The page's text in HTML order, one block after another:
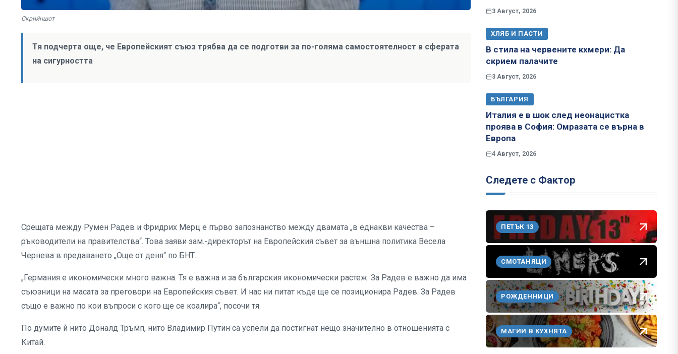
Скрийншот
Тя подчерта още, че Европейският съюз трябва да се подготви за по-голяма самостоятелност в сферата
на сигурността
Срещата между Румен Радев и Фридрих Мерц е първо запознанство между двамата „в еднакви качества –
ръководители на правителства“. Това заяви зам.-директорът на Европейския съвет за външна политика Весела
Чернева в предаването „Още от деня“ по БНТ.
„Германия е икономически много важна. Тя е важна и за българския икономически растеж. За Радев е важно да има
съюзници на масата за преговори на Европейския съвет. И нас ни питат къде ще се позиционира Радев. За Радев
също е важно по кои въпроси с кого ще се коалира“, посочи тя.
По думите ѝ нито Доналд Тръмп, нито Владимир Путин са успели да постигнат нещо значително в отношенията с
Китай.
3 Август, 2026
ХЛЯБ И ПАСТИ
В стила на червените кхмери: Да
скрием палачите
3 Август, 2026
БЪЛГАРИЯ
Италия е в шок след неонацистка
проява в София: Омразата се върна в
Европа
4 Август, 2026
Следете с Фактор
ПЕТЪК 13
СМОТАНЯЦИ
РОЖДЕННИЦИ
МАГИИ В КУХНЯТА